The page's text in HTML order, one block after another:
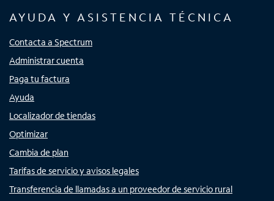
AYUDA Y ASISTENCIA TÉCNICA
Contacta a Spectrum
Administrar cuenta
Paga tu factura
Ayuda
Localizador de tiendas
Optimizar
Cambia de plan
Tarifas de servicio y avisos legales
Transferencia de llamadas a un proveedor de servicio rural